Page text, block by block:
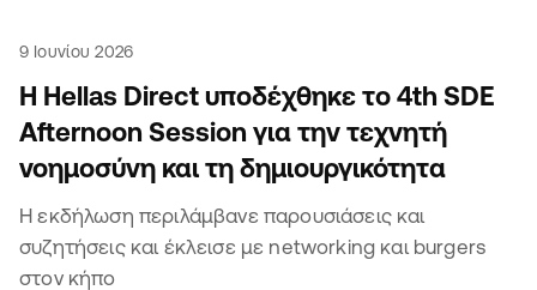
9 Ιουνίου 2026
Η Hellas Direct υποδέχθηκε το 4th SDE
Afternoon Session για την τεχνητή
νοημοσύνη και τη δημιουργικότητα
Η εκδήλωση περιλάμβανε παρουσιάσεις και
συζητήσεις και έκλεισε με networking και burgers
στον κήπο